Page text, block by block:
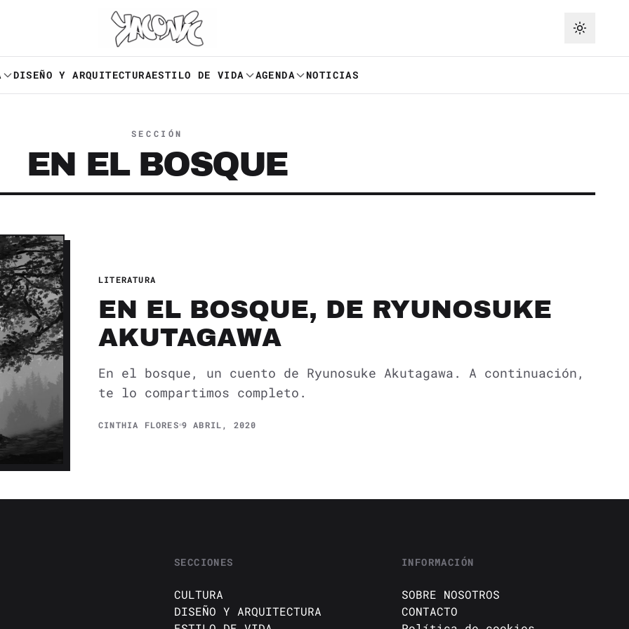
DISEÑO Y ARQUITECTURAESTILO DE VIDA AGENDA NOTICIAS
SECCIÓN
EN EL BOSQUE
LITERATURA
EN EL BOSQUE, DE RYUNOSUKE
AKUTAGAWA
En el bosque, un cuento de Ryunosuke Akutagawa. A continuación,
te lo compartimos completo.
CINTHIA FLORES 9 ABRIL, 2020
SECCIONES
CULTURA
DISEÑO Y ARQUITECTURA
INFORMACIÓN
SOBRE NOSOTROS
CONTACTO